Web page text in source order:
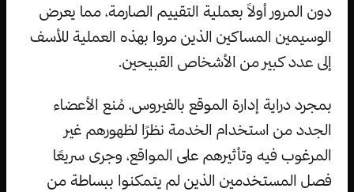
دون المرور أولاً بعملية التقييم الصارمة، مما يعرض
الوسيمين المساكين الذين مروا بهذه العملية للأسف
إلى عدد كبير من الأشخاص القبيحين.
بمجرد دراية إدارة الموقع بالفيروس، مُنع الأعضاء
الجدد من استخدام الخدمة نظرًا لظهورهم غير
المرغوب فيه وتأثيرهم على المواقع، وجرى سريعًا
فصل المستخدمين الذين لم يتمكنوا ببساطة من